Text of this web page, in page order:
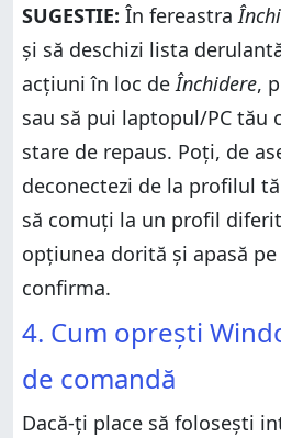
SUGESTIE: În fereastra
și să deschizi lista
acțiuni în loc de Închidere,
sau să pui laptopul/PC tău
stare de repaus. Poți, de
deconectezi de la profilul
să comuți la un profil
opțiunea dorită și apasă pe
confirma.
4. Cum oprești
de comandă
Dacă-ți place să folosești